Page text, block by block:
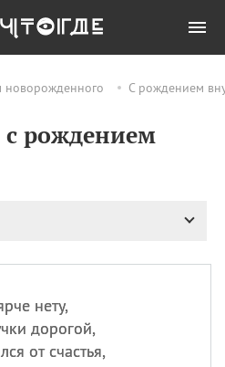
новорожденного С рождением
с рождением
нету,
дорогой,
от счастья,
ПРАЗДНИКИ Все
09.08 День памяти жертв
атомной
день
рисового пудинга
09.08 День Дымняшки
(Smokey Bear Day)